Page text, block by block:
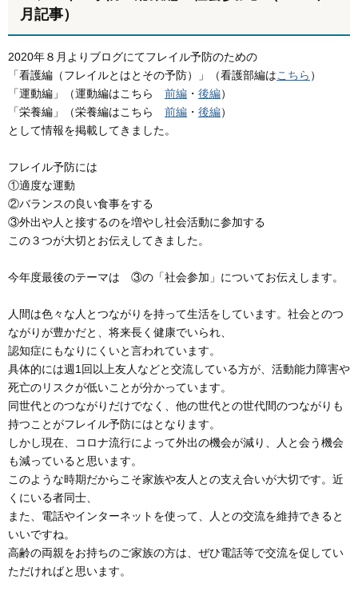
月記事）
2020年８月よりブログにてフレイル予防のための
「看護編（フレイルとはとその予防）」（看護部編はこちら ）
「運動編」（運動編はこちら 前編 ・ 後編）
「栄養編」（栄養編はこちら 前編 ・ 後編）
として情報を掲載してきました。
フレイル予防には
①適度な運動
②バランスの良い食事をする
③外出や人と接するのを増やし社会活動に参加する
この３つが大切とお伝えしてきました。
今年度最後のテーマは ③の「社会参加」についてお伝えします。
人間は色々な人とつながりを持って生活をしています。社会とのつ
ながりが豊かだと、将来長く健康でいられ、
認知症にもなりにくいと言われています。
具体的には週1回以上友人などと交流している方が、活動能力障害や
死亡のリスクが低いことが分かっています。
同世代とのつながりだけでなく、他の世代との世代間のつながりも
持つことがフレイル予防にはとなります。
しかし現在、コロナ流行によって外出の機会が減り、人と会う機会
も減っていると思います。
このような時期だからこそ家族や友人との支え合いが大切です。近
くにいる者同士、
また、電話やインターネットを使って、人との交流を維持できると
いいですね。
高齢の両親をお持ちのご家族の方は、ぜひ電話等で交流を促してい
ただければと思います。